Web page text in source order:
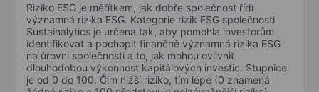
Riziko ESG je měřítkem, jak dobře společnost řídí
významná rizika ESG. Kategorie rizik ESG společnosti
Sustainalytics je určena tak, aby pomohla investorům
identifikovat a pochopit finančně významná rizika ESG
na úrovni společnosti a to, jak mohou ovlivnit
dlouhodobou výkonnost kapitálových investic. Stupnice
je od 0 do 100. Čím nižší riziko, tím lépe (0 znamená